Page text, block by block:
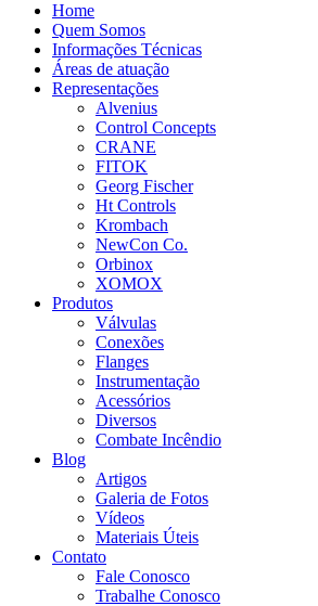
Home
Quem Somos
Informações Técnicas
Áreas de atuação
Representações
Alvenius
Control Concepts
CRANE
FITOK
Georg Fischer
Ht Controls
Krombach
NewCon Co.
Orbinox
XOMOX
Produtos
Válvulas
Conexões
Flanges
Instrumentação
Acessórios
Diversos
Combate Incêndio
Blog
Artigos
Galeria de Fotos
Vídeos
Materiais Úteis
Contato
Fale Conosco
Trabalhe Conosco